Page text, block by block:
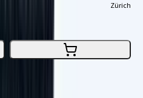
Zürich